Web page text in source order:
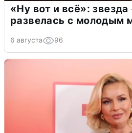
«Ну вот и всё»:
развелась с молодым
6 августа 96